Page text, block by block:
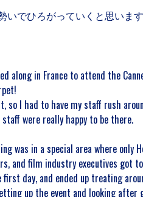
いでひろがっていくと思います
along in France to attend the
so I had to have my staff rush
were really happy to be there.
was in a special area where only
and film industry executives got
day, and ended up treating
up the event and looking after